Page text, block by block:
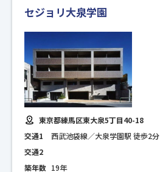
セジョリ大泉学園
東京都練馬区東大泉5丁目40-18
交通1
西武池袋線／大泉学園駅 徒歩2分
交通2
築年数 19年